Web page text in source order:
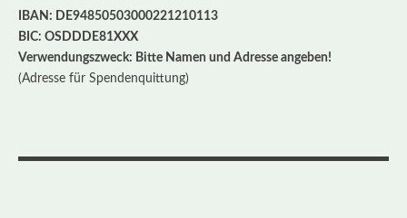
IBAN: DE94850503000221210113
BIC: OSDDDE81XXX
Verwendungszweck: Bitte Namen und Adresse angeben!
(Adresse für Spendenquittung)